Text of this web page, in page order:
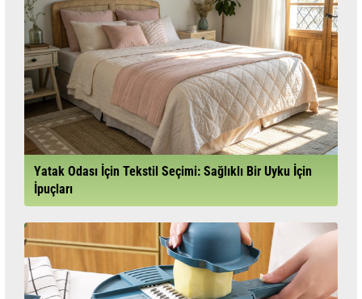
Yatak Odası İçin Tekstil Seçimi: Sağlıklı Bir Uyku İçin
İpuçları